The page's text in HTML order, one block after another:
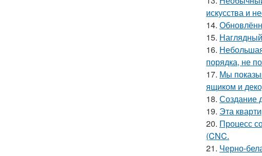
искусства и
14.
15.
16.
порядка, не
17. Мы
ящиком и
18. Создание
19. Эта
20. Процесс
(CNC.
21. Черно-